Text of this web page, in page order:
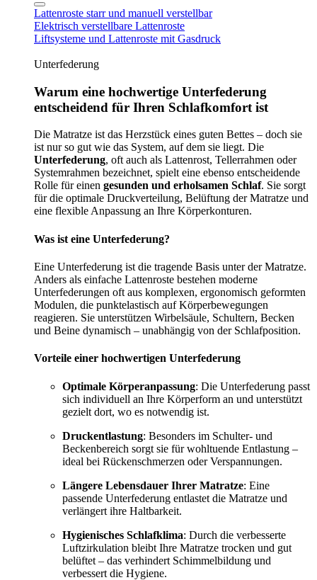
Lattenroste starr und manuell verstellbar
Elektrisch verstellbare Lattenroste
Liftsysteme und Lattenroste mit Gasdruck
Unterfederung
Warum eine hochwertige Unterfederung
entscheidend für Ihren Schlafkomfort ist
Die Matratze ist das Herzstück eines guten Bettes – doch sie
ist nur so gut wie das System, auf dem sie liegt. Die
Unterfederung, oft auch als Lattenrost, Tellerrahmen oder
Systemrahmen bezeichnet, spielt eine ebenso entscheidende
Rolle für einen gesunden und erholsamen Schlaf. Sie sorgt
für die optimale Druckverteilung, Belüftung der Matratze und
eine flexible Anpassung an Ihre Körperkonturen.
Was ist eine Unterfederung?
Eine Unterfederung ist die tragende Basis unter der Matratze.
Anders als einfache Lattenroste bestehen moderne
Unterfederungen oft aus komplexen, ergonomisch geformten
Modulen, die punktelastisch auf Körperbewegungen
reagieren. Sie unterstützen Wirbelsäule, Schultern, Becken
und Beine dynamisch – unabhängig von der Schlafposition.
Vorteile einer hochwertigen Unterfederung
Optimale Körperanpassung: Die Unterfederung passt
sich individuell an Ihre Körperform an und unterstützt
gezielt dort, wo es notwendig ist.
Druckentlastung: Besonders im Schulter- und
Beckenbereich sorgt sie für wohltuende Entlastung –
ideal bei Rückenschmerzen oder Verspannungen.
Längere Lebensdauer Ihrer Matratze: Eine
passende Unterfederung entlastet die Matratze und
verlängert ihre Haltbarkeit.
Hygienisches Schlafklima: Durch die verbesserte
Luftzirkulation bleibt Ihre Matratze trocken und gut
belüftet – das verhindert Schimmelbildung und
verbessert die Hygiene.